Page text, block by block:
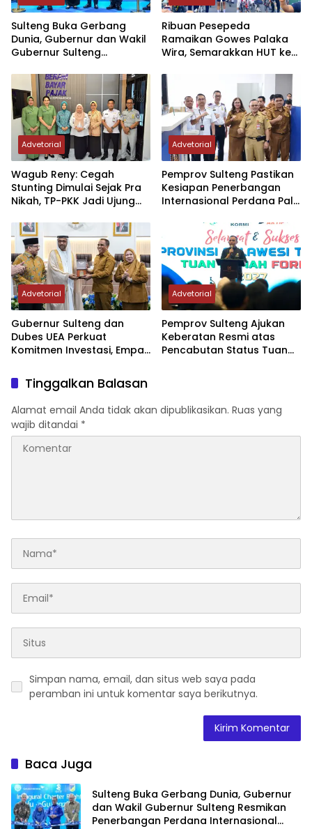
Sulteng Buka Gerbang
Dunia, Gubernur dan Wakil
Gubernur Sulteng
Perdana Internasional
Palu-Guangzhou
Ribuan Pesepeda
Ramaikan Gowes Palaka
Wira, Semarakkan HUT ke-1
Advetorial
Wagub Reny: Cegah
Stunting Dimulai Sejak Pra
Nikah, TP-PKK Jadi Ujung
Advetorial
Pemprov Sulteng Pastikan
Kesiapan Penerbangan
Internasional Perdana Palu
Advetorial
Gubernur Sulteng dan
Dubes UEA Perkuat
Komitmen Investasi, Empat
Advetorial
Pemprov Sulteng Ajukan
Keberatan Resmi atas
Pencabutan Status Tuan
Tinggalkan Balasan
Alamat email Anda tidak akan dipublikasikan. Ruas yang
wajib ditandai *
Simpan nama, email, dan situs web saya pada
peramban ini untuk komentar saya berikutnya.
Baca Juga
Sulteng Buka Gerbang Dunia, Gubernur
dan Wakil Gubernur Sulteng Resmikan
Penerbangan Perdana Internasional